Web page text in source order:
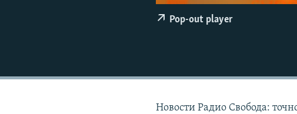
Pop-out player
Новости Радио Свобода: